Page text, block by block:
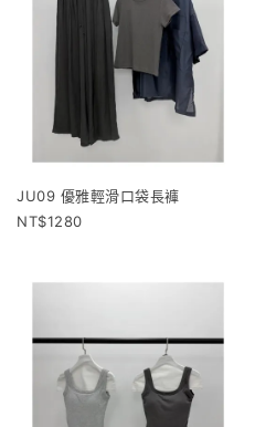
JU09 優雅輕滑口袋長褲
1280